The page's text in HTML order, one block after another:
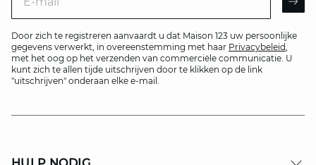
Door zich te registreren aanvaardt u dat Maison 123 uw persoonlijke
gegevens verwerkt, in overeenstemming met haar Privacybeleid,
met het oog op het verzenden van commerciële communicatie. U
kunt zich te allen tijde uitschrijven door te klikken op de link
"uitschrijven" onderaan elke e-mail.